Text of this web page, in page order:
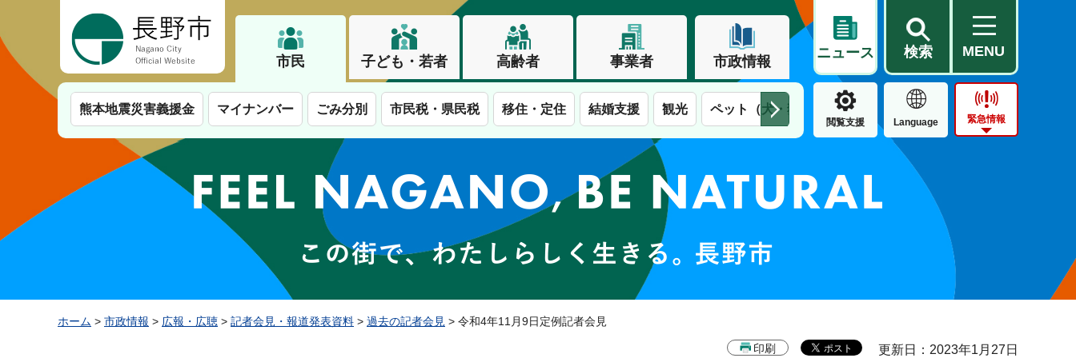
市民 子ども・若者 高齢者 事業者 市政情報
ニュース 検索 MENU
熊本地震災害義援金 マイナンバー ごみ分別 市民税・県民税 移住・定住 結婚支援 観光 ペット（犬・猫） 住民票・戸籍 公営住宅
閲覧支援 Language 緊急情報
この街で、わたしらしく生きる。長野市
ホーム > 市政情報 > 広報・広聴 > 記者会見・報道発表資料 > 過去の記者会見 > 令和4年11月9日定例記者会見
印刷 更新日：2023年1月27日